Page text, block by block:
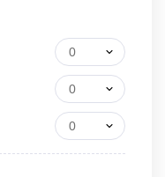
0
0
0